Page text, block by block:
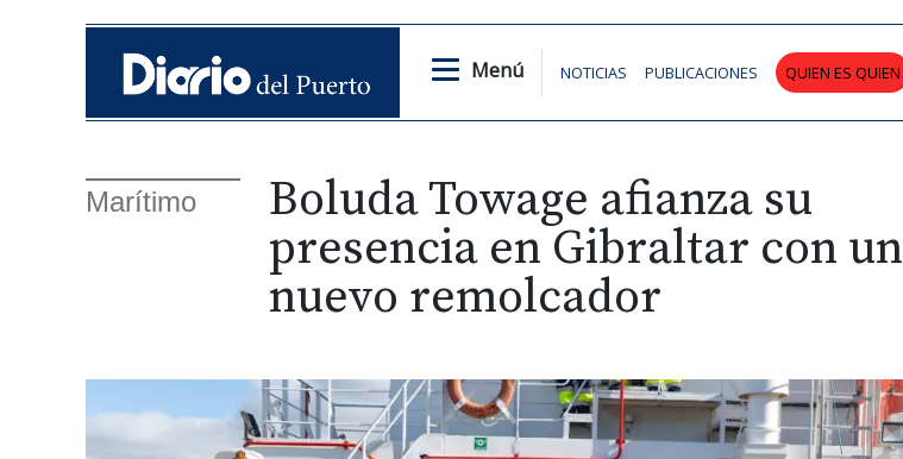
Menú NOTICIAS PUBLICACIONES QUIEN ES QUIEN
Marítimo
Boluda Towage afianza su
presencia en Gibraltar con un
nuevo remolcador